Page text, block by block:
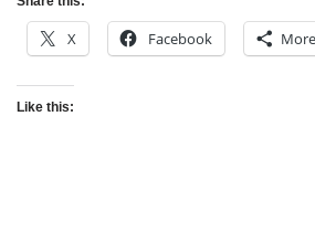
X Facebook More
Like this: